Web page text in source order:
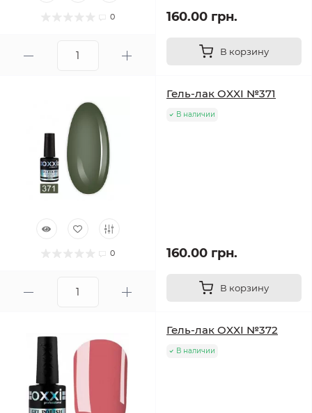
0 160.00 грн.
В корзину
0
Гель-лак OXXI №371
В наличии
160.00 грн.
В корзину
Гель-лак OXXI №372
В наличии